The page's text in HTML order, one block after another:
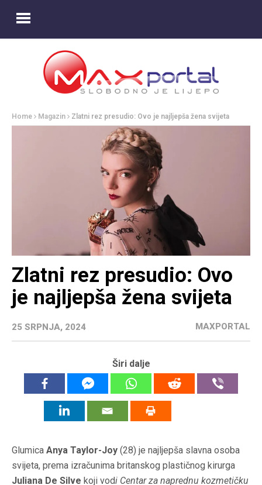
Home Magazin Zlatni rez presudio: Ovo je najljepša žena svijeta
Zlatni rez presudio: Ovo
je najljepša žena svijeta
25 SRPNJA, 2024 MAXPORTAL
Širi dalje
Glumica Anya Taylor-Joy (28) je najljepša slavna osoba
svijeta, prema izračunima britanskog plastičnog kirurga
Juliana De Silve koji vodi Centar za naprednu kozmetičku